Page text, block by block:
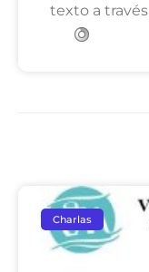
texto a través
Charlas